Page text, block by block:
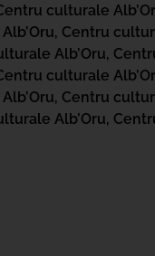
culturale
Centru
Alb’Oru,
culturale
Centru
Alb’Oru,